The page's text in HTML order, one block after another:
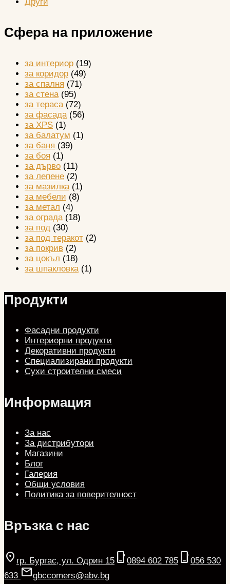
Сфера на приложение
за интериор (19)
за коридор (49)
за спалня (71)
за стена (95)
за тераса (72)
за фасада (56)
за XPS (1)
за балатум (1)
за баня (39)
за боя (1)
за дърво (11)
за лепене (2)
за мазилка (1)
за мебели (8)
за метал (4)
за ограда (18)
за под (30)
за под теракот (2)
за покрив (2)
за цокъл (18)
за шпакловка (1)
Продукти
Фасадни продукти
Интериорни продукти
Декоративни продукти
Специализирани продукти
Сухи строителни смеси
Информация
За нас
За дистрибутори
Магазини
Блог
Галерия
Общи условия
Политика за поверителност
Връзка с нас
location_on гр. Бургас, ул. Одрин 15 phone_iphone 0894 602 785 phone_iphone 056 530
633 Mailgbccomers@abv.bg